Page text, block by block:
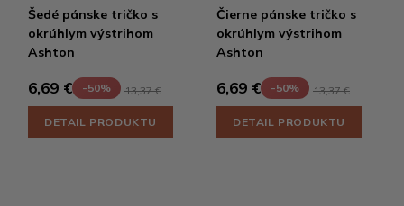
Šedé pánske tričko s
okrúhlym výstrihom
Ashton
6,69 € -50% 13,37 €
DETAIL PRODUKTU
Čierne pánske tričko s
okrúhlym výstrihom
Ashton
6,69 € -50% 13,37 €
DETAIL PRODUKTU